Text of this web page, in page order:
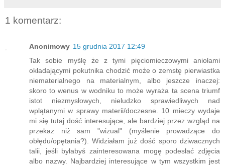
1 komentarz:
Anonimowy 15 grudnia 2017 12:49
Tak sobie myślę że z tymi pięciomieczowymi aniołami
okładającymi pokutnika chodzić może o zemstę pierwiastka
niematerialnego na materialnym, albo jeszcze inaczej:
skoro to wenus w wodniku to może wyraża ta scena triumf
istot niezmysłowych, nieludzko sprawiedliwych nad
wplątanymi w sprawy materii/doczesne. 10 mieczy wydaje
mi się tutaj dość interesujące, ale bardziej przez wzgląd na
przekaz niż sam "wizual" (myślenie prowadzące do
obłędu/opętania?). Widziałam już dość sporo dziwacznych
talii, jeśli byłabyś zainteresowana mogę podesłać zdjęcia
albo nazwy. Najbardziej interesujące w tym wszystkim jest